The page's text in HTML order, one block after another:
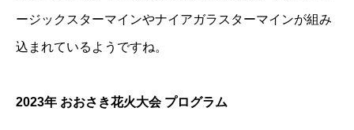
ージックスターマインやナイアガラスターマインが組み
込まれているようですね。
2023年 おおさき花火大会 プログラム